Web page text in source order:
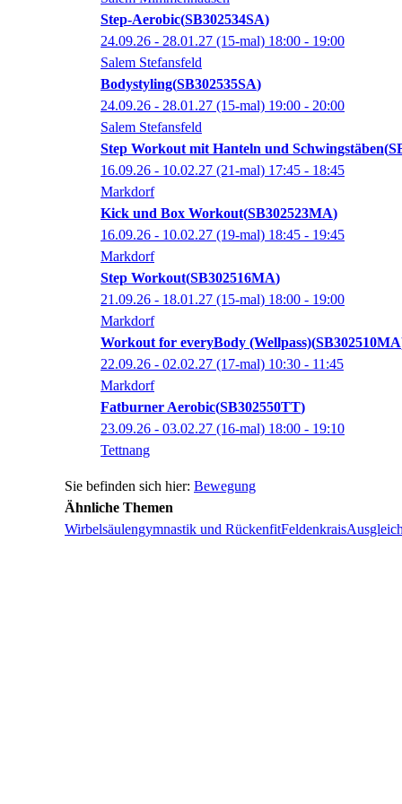
Step Workout mit Hanteln und Schwingstäben
16.09.26 - 10.02.27 (21-mal) 17:45 - 18:45
Markdorf
Kick und Box Workout SB302523MA
16.09.26 - 10.02.27 (19-mal) 18:45 - 19:45
Markdorf
Step Workout SB302516MA
21.09.26 - 18.01.27 (15-mal) 18:00 - 19:00
Markdorf
Workout for everyBody (Wellpass) SB302510MA
22.09.26 - 02.02.27 (17-mal) 10:30 - 11:45
Markdorf
Fatburner Aerobic SB302550TT
23.09.26 - 03.02.27 (16-mal) 18:00 - 19:10
Tettnang
Step-Aerobic SB302534SA
24.09.26 - 28.01.27 (15-mal) 18:00 - 19:00
Salem Stefansfeld
Bodystyling SB302535SA
24.09.26 - 28.01.27 (15-mal) 19:00 - 20:00
Salem Stefansfeld
Bewegung
Ähnliche Themen
Wirbelsäulengymnastik und RückenfitFeldenkrais